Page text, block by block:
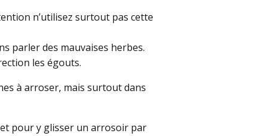
n’utilisez surtout pas cette
parler des mauvaises herbes.
les égouts.
à arroser, mais surtout dans
pour y glisser un arrosoir par